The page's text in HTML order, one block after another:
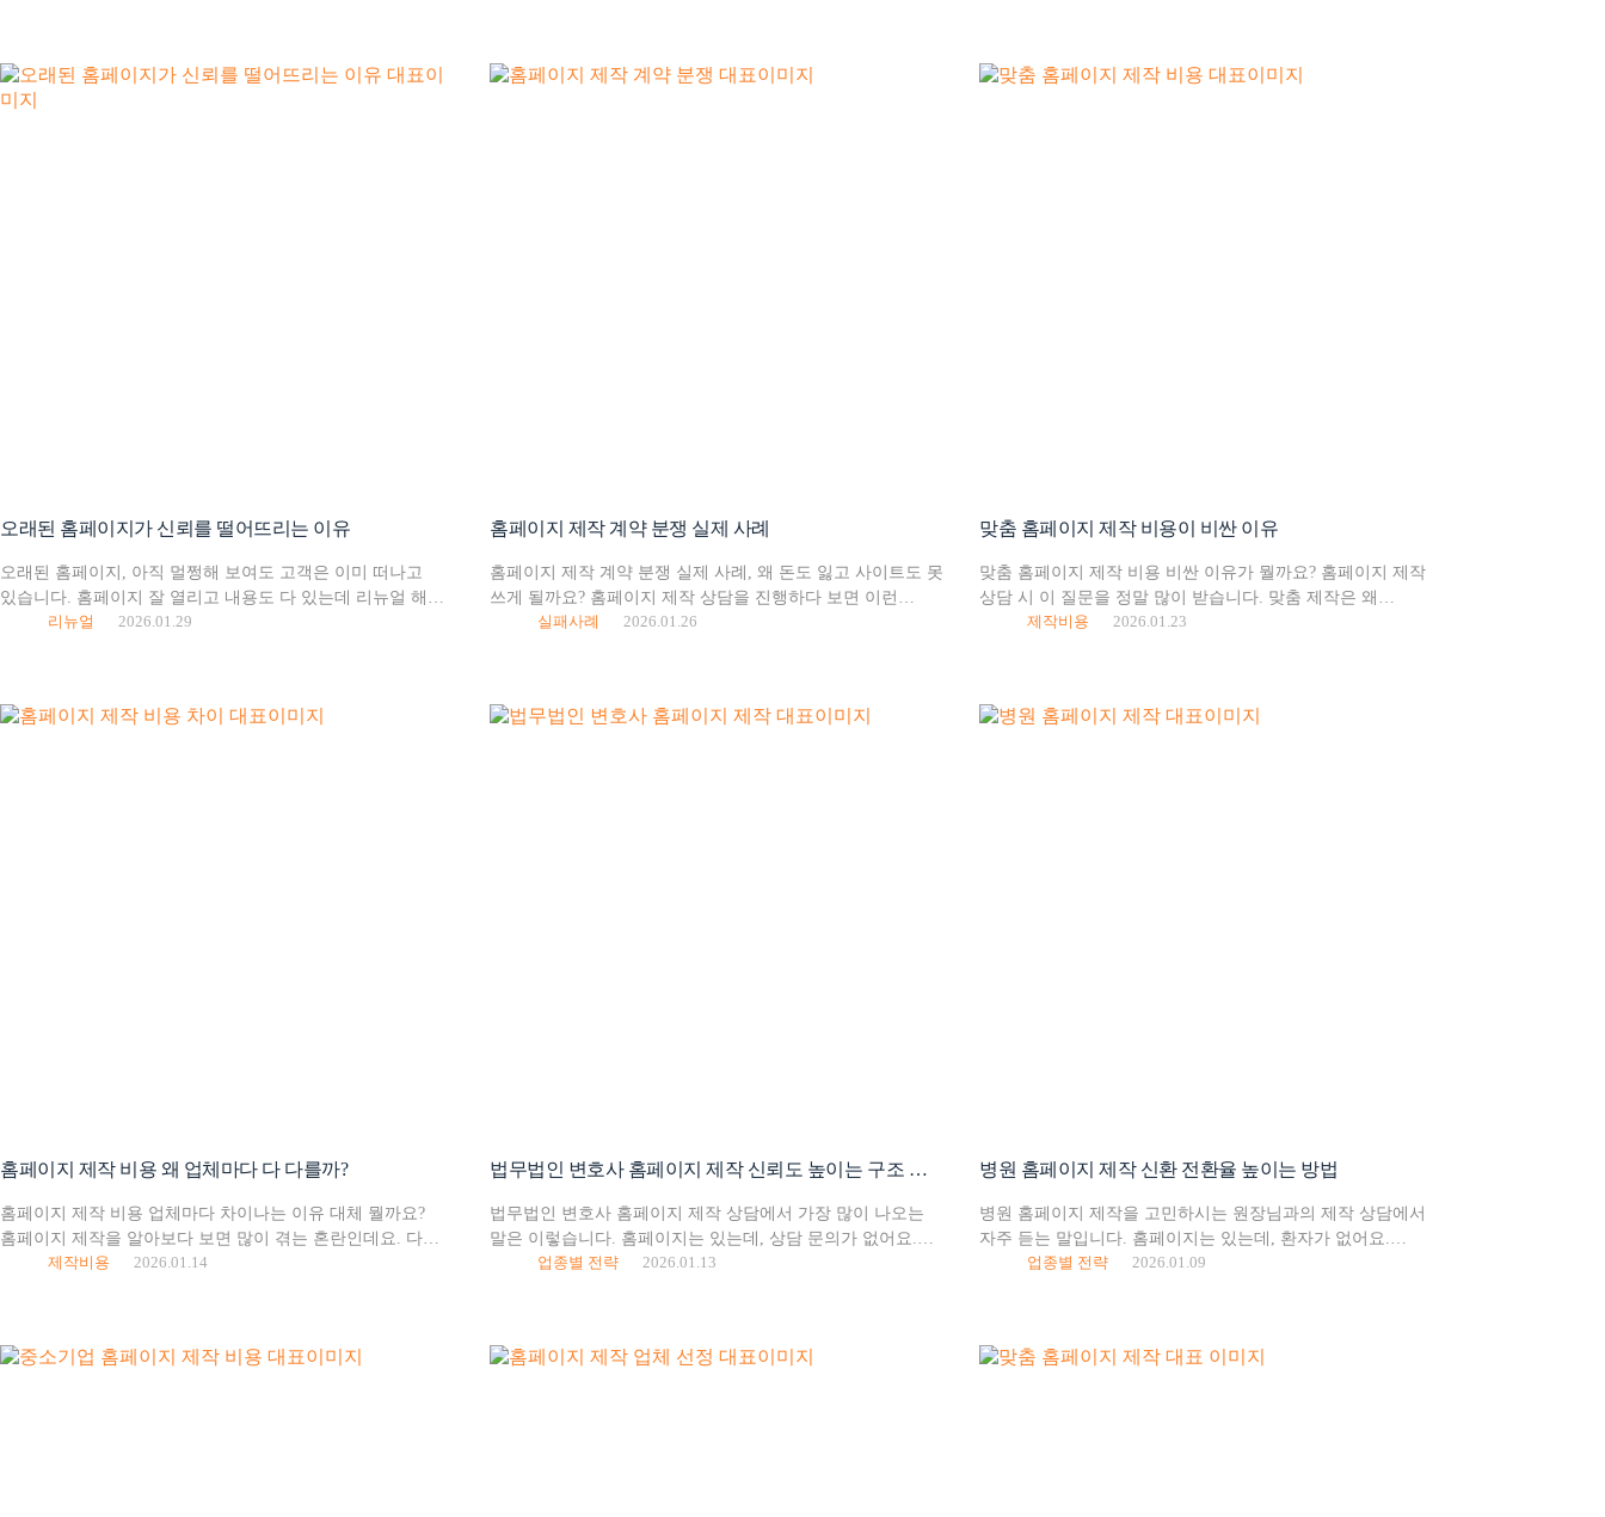
오래된 홈페이지가 신뢰를 떨어뜨리는 이유
오래된 홈페이지, 아직 멀쩡해 보여도 고객은 이미 떠나고
있습니다. 홈페이지 잘 열리고 내용도 다 있는데 리뉴얼 해야
하나요? 대표님 입장에서 이렇게 느낄 수 있습니다. 하지만
리뉴얼 2026.01.29
홈페이지 제작 계약 분쟁 실제 사례
홈페이지 제작 계약 분쟁 실제 사례, 왜 돈도 잃고 사이트도 못
쓰게 될까요? 홈페이지 제작 상담을 진행하다 보면 이런
상황으로 연락주시는 분들이 적지 않습니다. 계약금은
실패사례 2026.01.26
맞춤 홈페이지 제작 비용이 비싼 이유
맞춤 홈페이지 제작 비용 비싼 이유가 뭘까요? 홈페이지 제작
상담 시 이 질문을 정말 많이 받습니다. 맞춤 제작은 왜
비싼가요? 템플릿이랑 차이가 있나요? 실제로 견적을 비교해
제작비용 2026.01.23
홈페이지 제작 비용 왜 업체마다 다 다를까?
홈페이지 제작 비용 업체마다 차이나는 이유 대체 뭘까요?
홈페이지 제작을 알아보다 보면 많이 겪는 혼란인데요. 다
거기서 거기인데, 왜 가격만 다르지? 겉으로 보기엔 페이지 몇
제작비용 2026.01.14
법무법인 변호사 홈페이지 제작 신뢰도 높이는 구조 설계
법무법인 변호사 홈페이지 제작 상담에서 가장 많이 나오는
말은 이렇습니다. 홈페이지는 있는데, 상담 문의가 없어요.
법무법인 홈페이지, 변호사 등 법률 서비스를 제공하는
업종별 전략 2026.01.13
병원 홈페이지 제작 신환 전환율 높이는 방법
병원 홈페이지 제작을 고민하시는 원장님과의 제작 상담에서
자주 듣는 말입니다. 홈페이지는 있는데, 환자가 없어요.
대부분의 병원 홈페이지는 정보는 많지만 환자를 설득할 수
업종별 전략 2026.01.09